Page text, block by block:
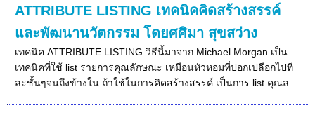
ATTRIBUTE LISTING เทคนิคคิดสร้างสรรค์
และพัฒนานวัตกรรม โดยศศิมา สุขสว่าง
เทคนิค ATTRIBUTE LISTING วิธีนี้มาจาก Michael Morgan เป็น
เทคนิคที่ใช้ list รายการคุณลักษณะ เหมือนหัวหอมที่ปอกเปลือกไปที
ละชั้นๆจนถึงข้างใน ถ้าใช้ในการคิดสร้างสรรค์ เป็นการ list คุณล...